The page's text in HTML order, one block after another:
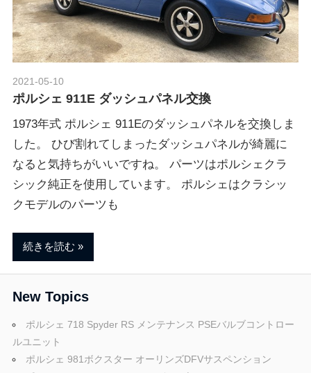
グ
ブ
ロ
グ
2021-05-10
ポルシェ 911E ダッシュパネル交換
1973年式 ポルシェ 911Eのダッシュパネルを交換しま
した。 ひび割れてしまったダッシュパネルが綺麗に
なると気持ちがいいですね。 パーツはポルシェクラ
シック純正を使用しています。 ポルシェはクラシッ
クモデルのパーツも
続きを読む
New Topics
ポルシェ 718 Spyder RS メンテナンス PSEバルブコントロー
ルユニット
ポルシェ 981ボクスター オーリンズDFVサスペンション